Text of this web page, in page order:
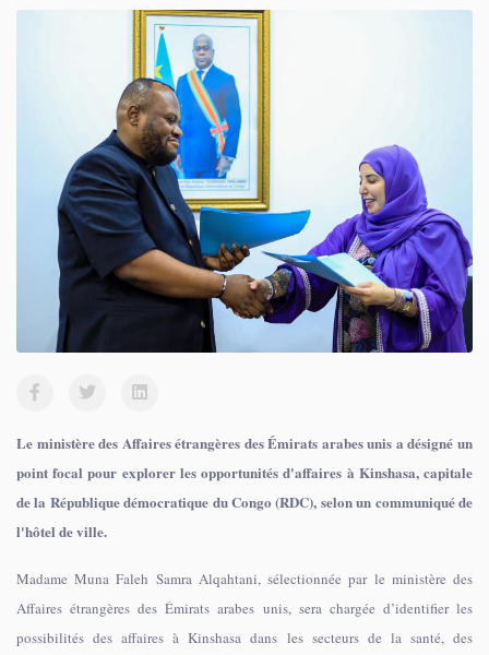
Le ministère des Affaires étrangères des Émirats arabes unis a désigné un
point focal pour explorer les opportunités d'affaires à Kinshasa, capitale
de la République démocratique du Congo (RDC), selon un communiqué de
l'hôtel de ville.
Madame Muna Faleh Samra Alqahtani, sélectionnée par le ministère des
Affaires étrangères des Émirats arabes unis, sera chargée d’identifier les
possibilités des affaires à Kinshasa dans les secteurs de la santé, des